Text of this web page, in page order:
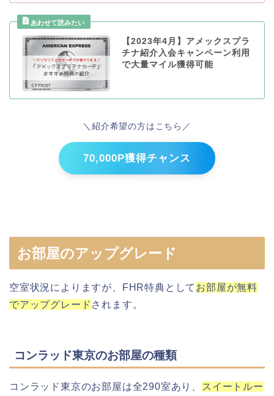
【2023年4月】アメックスプラ
チナ紹介入会キャンペーン利用
で大量マイル獲得可能
＼紹介希望の方はこちら／
70,000P獲得チャンス
お部屋のアップグレード
空室状況によりますが、FHR特典として お部屋が無料
でアップグレード されます。
コンラッド東京のお部屋の種類
コンラッド東京のお部屋は全290室あり、
スイートルー